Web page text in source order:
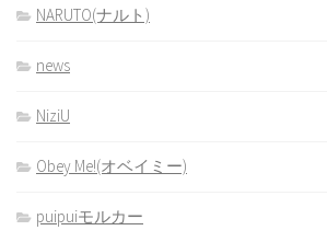
NARUTO(ナルト)
news
NiziU
Obey Me!(オベイミー)
puipuiモルカー